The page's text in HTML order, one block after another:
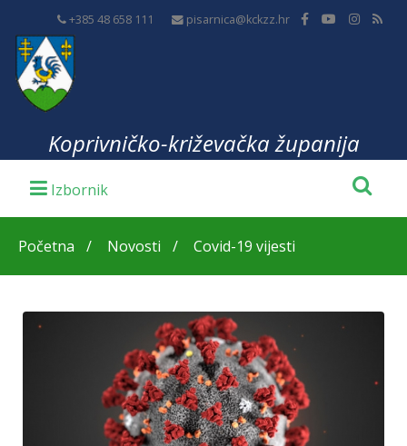
+385 48 658 111 pisarnica@kckzz.hr
Koprivničko-križevačka županija
Početna Novosti Covid-19 vijesti